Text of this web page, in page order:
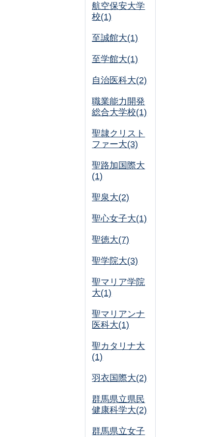
航空保安大学
校(1)
至誠館大(1)
至学館大(1)
自治医科大(2)
職業能力開発
総合大学校(1)
聖隷クリスト
ファー大(3)
聖路加国際大
(1)
聖泉大(2)
聖心女子大(1)
聖徳大(7)
聖学院大(3)
聖マリア学院
大(1)
聖マリアンナ
医科大(1)
聖カタリナ大
(1)
羽衣国際大(2)
群馬県立県民
健康科学大(2)
群馬県立女子